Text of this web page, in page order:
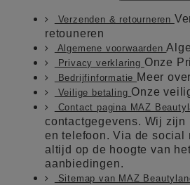
Verzenden & retourneren
retouneren
Algemene voorwaarden
Privacy verklaring Onze
Bedrijfinformatie Meer
Veilige betaling Onze
Contact pagina MAZ
contactgegevens. Wij zijn
en telefoon. Via de social
altijd op de hoogte van
aanbiedingen.
Sitemap van MAZ